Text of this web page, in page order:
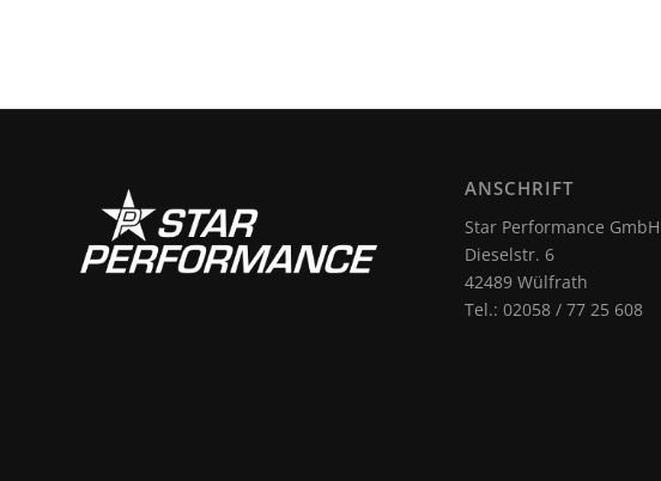
ANSCHRIFT
Star Performance GmbH
Dieselstr. 6
42489 Wülfrath
Tel.: 02058 / 77 25 608